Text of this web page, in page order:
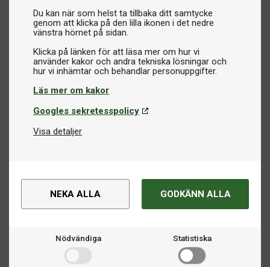
Du kan när som helst ta tillbaka ditt samtycke
genom att klicka på den lilla ikonen i det nedre
vänstra hörnet på sidan.
Klicka på länken för att läsa mer om hur vi
använder kakor och andra tekniska lösningar och
Läs mer om kakor
Googles sekretesspolicy
Visa detaljer
NEKA ALLA GODKÄNN ALLA
Nödvändiga Statistiska